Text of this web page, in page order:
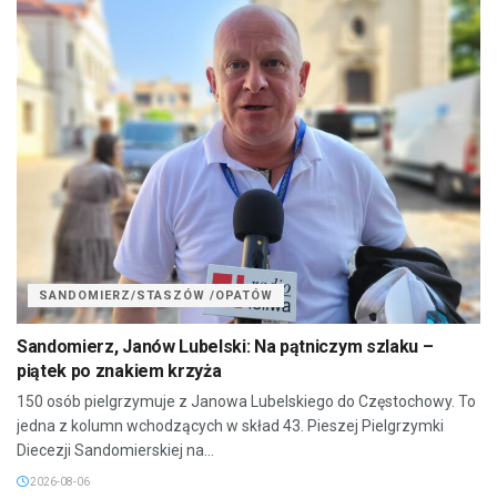
SANDOMIERZ/STASZÓW /OPATÓW
Sandomierz, Janów Lubelski: Na pątniczym szlaku –
piątek po znakiem krzyża
150 osób pielgrzymuje z Janowa Lubelskiego do Częstochowy. To
jedna z kolumn wchodzących w skład 43. Pieszej Pielgrzymki
Diecezji Sandomierskiej na...
2026-08-06